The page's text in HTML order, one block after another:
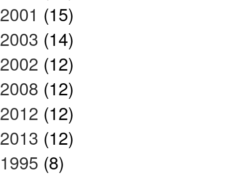
2001 (15)
2003 (14)
2002 (12)
2008 (12)
2012 (12)
2013 (12)
1995 (8)